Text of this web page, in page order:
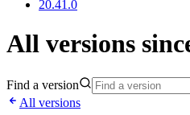
20.41.0
All versions
Find a version
All versions